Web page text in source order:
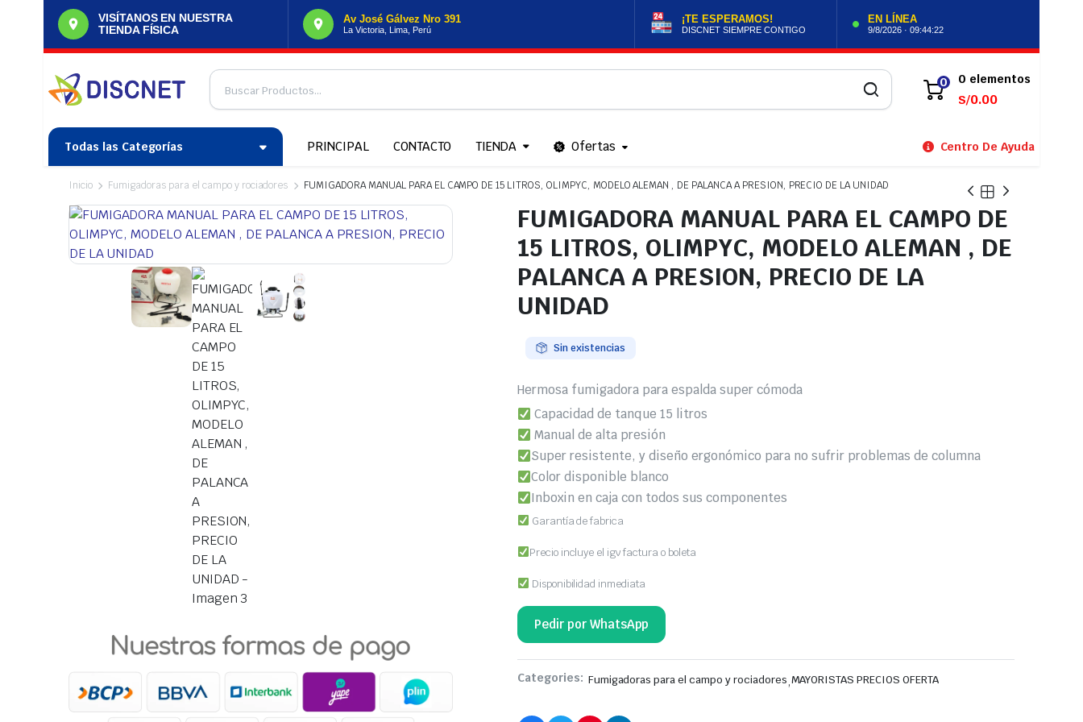
VISÍTANOS EN NUESTRA
TIENDA FÍSICA
Av José Gálvez Nro 391
La Victoria, Lima, Perú
¡TE ESPERAMOS!
DISCNET SIEMPRE CONTIGO
EN LÍNEA
9/8/2026 · 09:44:23
0
0 elementos
S/0.00
Todas las Categorías PRINCIPAL CONTACTO TIENDA Ofertas Centro De Ayuda
Inicio Fumigadoras para el campo y rociadores FUMIGADORA MANUAL PARA EL CAMPO DE 15 LITROS, OLIMPYC, MODELO ALEMAN , DE PALANCA A PRESION, PRECIO DE LA UNIDAD
FUMIGADORA MANUAL PARA EL CAMPO DE
15 LITROS, OLIMPYC, MODELO ALEMAN , DE
PALANCA A PRESION, PRECIO DE LA
UNIDAD
Sin existencias
Hermosa fumigadora para espalda super cómoda
Capacidad de tanque 15 litros
Manual de alta presión
Super resistente, y diseño ergonómico para no sufrir problemas de columna
Color disponible blanco
Inboxin en caja con todos sus componentes
Garantía de fabrica
Precio incluye el igv factura o boleta
Disponibilidad inmediata
Pedir por WhatsApp
Categories: Fumigadoras para el campo y rociadores,MAYORISTAS PRECIOS OFERTA